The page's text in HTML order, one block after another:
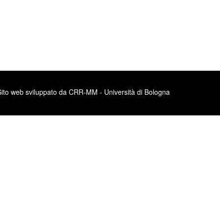
web sviluppato da CRR-MM - Università di Bologna